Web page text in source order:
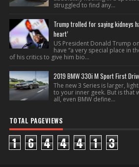
struggled to find any...
Trump trolled for saying kidneys
heart’
US President Donald Trump
have “a very special place in
of his critics to give him bio...
2019 BMW 330i M Sport First
The new 3 Series is larger,
to your inner geek. But is that
all, even BMW define...
TOTAL PAGEVIEWS
1 6 4 4 4 1 3